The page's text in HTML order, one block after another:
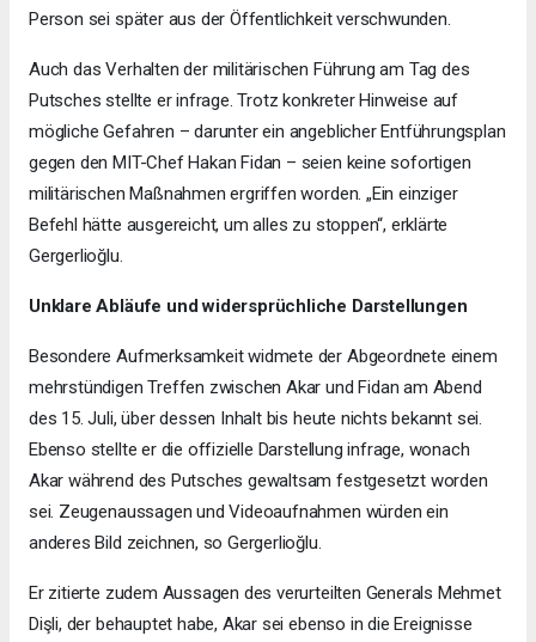
Person sei später aus der Öffentlichkeit verschwunden.
Auch das Verhalten der militärischen Führung am Tag des
Putsches stellte er infrage. Trotz konkreter Hinweise auf
mögliche Gefahren – darunter ein angeblicher Entführungsplan
gegen den MIT-Chef Hakan Fidan – seien keine sofortigen
militärischen Maßnahmen ergriffen worden. „Ein einziger
Befehl hätte ausgereicht, um alles zu stoppen“, erklärte
Gergerlioğlu.
Unklare Abläufe und widersprüchliche Darstellungen
Besondere Aufmerksamkeit widmete der Abgeordnete einem
mehrstündigen Treffen zwischen Akar und Fidan am Abend
des 15. Juli, über dessen Inhalt bis heute nichts bekannt sei.
Ebenso stellte er die offizielle Darstellung infrage, wonach
Akar während des Putsches gewaltsam festgesetzt worden
sei. Zeugenaussagen und Videoaufnahmen würden ein
anderes Bild zeichnen, so Gergerlioğlu.
Er zitierte zudem Aussagen des verurteilten Generals Mehmet
Dişli, der behauptet habe, Akar sei ebenso in die Ereignisse